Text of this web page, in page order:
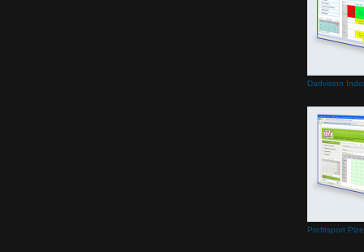
Dadvision
Profitsport